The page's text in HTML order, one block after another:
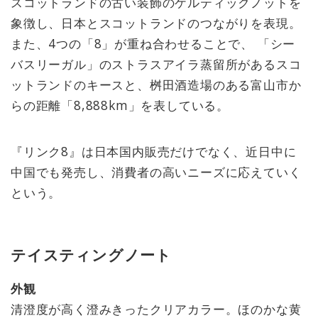
象徴し、日本とスコットランドのつながりを表現。
また、4つの「8」が重ね合わせることで、 「シー
バスリーガル」のストラスアイラ蒸留所があるスコ
ットランドのキースと、桝田酒造場のある富山市か
らの距離「8,888km」を表している。
『リンク8』は日本国内販売だけでなく、近日中に
中国でも発売し、消費者の高いニーズに応えていく
という。
テイスティングノート
外観
清澄度が高く澄みきったクリアカラー。ほのかな黄